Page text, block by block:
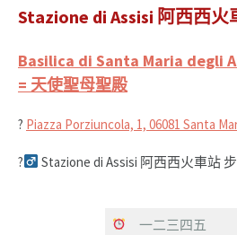
Stazione di Assisi 阿西西火
Basilica di Santa Maria degli
= 天使聖母聖殿
? Piazza Porziuncola, 1, 06081 Santa
?‍ Stazione di Assisi 阿西西火車站
一二三四五